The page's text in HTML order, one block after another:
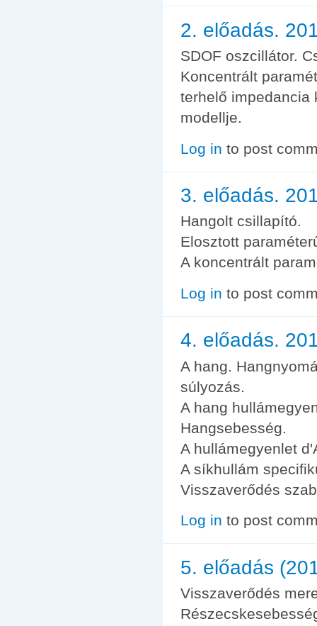
2. előadás.
SDOF oszcillátor.
Koncentrált
terhelő impedancia
modellje.
Log in to post
3. előadás.
Hangolt csillapító.
Elosztott
A koncentrált
Log in to post
4. előadás.
A hang.
súlyozás.
A hang
Hangsebesség.
A hullámegyenlet
A síkhullám
Visszaverődés
Log in to post
5. előadás
Visszaverődés